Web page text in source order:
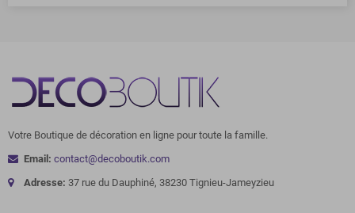
Votre Boutique de décoration en ligne pour toute la famille.
Email: contact@decoboutik.com
Adresse: 37 rue du Dauphiné, 38230 Tignieu-Jameyzieu